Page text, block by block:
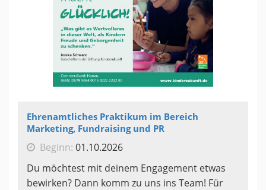
Ehrenamtliches Praktikum im Bereich
Marketing, Fundraising und PR
Beginn: 01.10.2026
Du möchtest mit deinem Engagement etwas
bewirken? Dann komm zu uns ins Team! Für